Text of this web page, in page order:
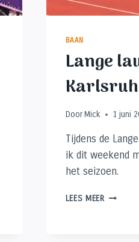
BAAN
Lange
DoorMick 1 juni
Tijdens de
ik dit weekend
het seizoen.
LEES MEERLANGE